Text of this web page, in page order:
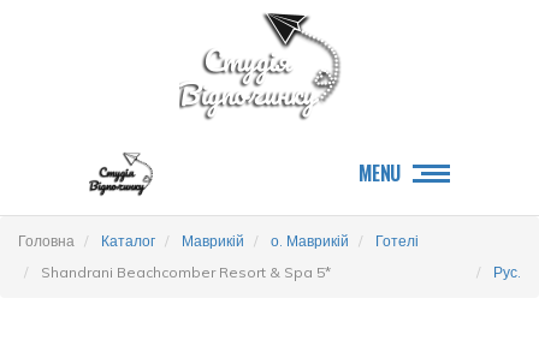
MENU
Головна Каталог Маврикій о. Маврикій
Готелі
Shandrani Beachcomber Resort & Spa 5*
Рус.